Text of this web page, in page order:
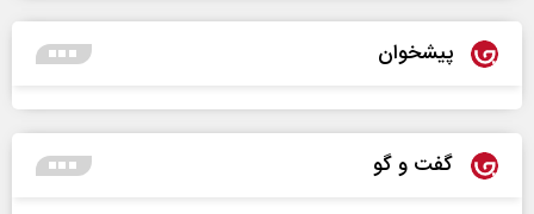
پیشخوان
گفت و گو